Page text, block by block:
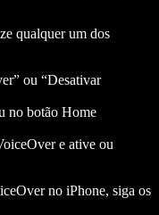
qualquer um dos
ou “Desativar
no botão Home
e ative ou
no iPhone, siga os